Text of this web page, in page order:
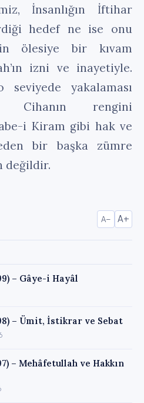
İnsanlığın İftihar
hedef ne ise onu
ölesiye bir kıvam
izni ve inayetiyle.
yakalaması
Cihanın rengini
i Kiram gibi hak ve
bir başka zümre
değildir.
A− A+
– Gâye-i Hayâl
– Ümit, İstikrar ve Sebat
– Mehâfetullah ve Hakkın